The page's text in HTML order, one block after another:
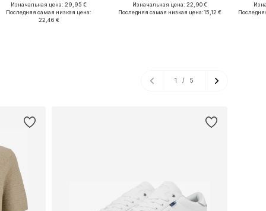
Доступные размеры: S, M, L, XXL
Добавить в корзину
Изначальная цена: 29,95 €
Последняя самая низкая цена:
22,46 €
Изначальная цена: 22,90 €
Последняя самая низкая цена:15,12 €
1 / 5